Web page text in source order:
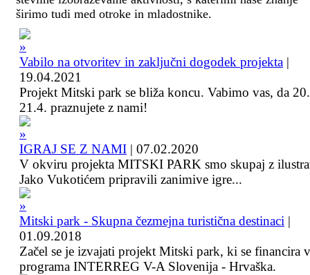
širimo tudi med otroke in mladostnike.
Vabilo na otvoritev in zaključni dogodek projekta |
19.04.2021
Projekt Mitski park se bliža koncu. Vabimo vas, da
21.4. praznujete z nami!
IGRAJ SE Z NAMI | 07.02.2020
V okviru projekta MITSKI PARK smo skupaj z
Jako Vukotićem pripravili zanimive igre...
Mitski park - Skupna čezmejna turistična destinaci |
01.09.2018
Začel se je izvajati projekt Mitski park, ki se financira
programa INTERREG V-A Slovenija - Hrvaška.